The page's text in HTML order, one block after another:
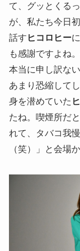
て、グッとくる
が、私たち今日
話す ヒコロヒー
も感謝ですよね
本当に申し訳な
あまり恐縮して
身を潜めていた
たね。喫煙所だ
れて、タバコ我
（笑）」と会場